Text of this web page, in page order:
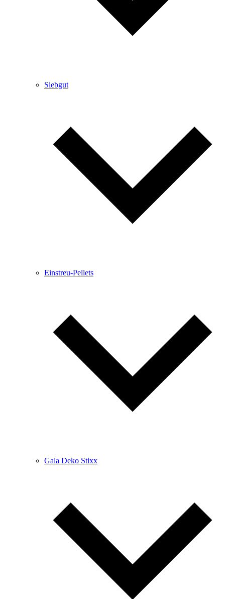
Siebgut
Einstreu-Pellets
Gala Deko Stixx